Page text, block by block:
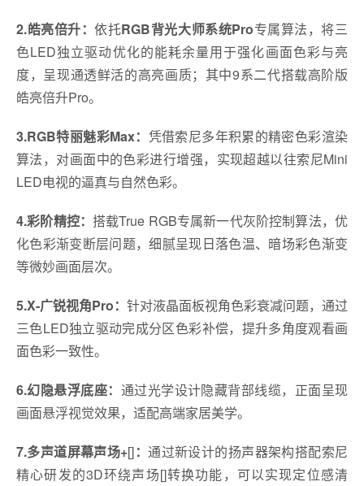
2.皓亮倍升：依托RGB背光大师系统Pro专属算法，将三
色LED独立驱动优化的能耗余量用于强化画面色彩与亮
度，呈现通透鲜活的高亮画质；其中9系二代搭载高阶版
皓亮倍升Pro。
3.RGB特丽魅彩Max： 凭借索尼多年积累的精密色彩渲染
算法，对画面中的色彩进行增强，实现超越以往索尼Mini
LED电视的逼真与自然色彩。
4.彩阶精控：搭载True RGB专属新一代灰阶控制算法，优
化色彩渐变断层问题，细腻呈现日落色温、暗场彩色渐变
等微妙画面层次。
5.X-广锐视角Pro： 针对液晶面板视角色彩衰减问题，通过
三色LED独立驱动完成分区色彩补偿，提升多角度观看画
面色彩一致性。
6.幻隐悬浮底座： 通过光学设计隐藏背部线缆，正面呈现
画面悬浮视觉效果，适配高端家居美学。
7.多声道屏幕声场+[]：通过新设计的扬声器架构搭配索尼
精心研发的3D环绕声场[]转换功能，可以实现定位感清